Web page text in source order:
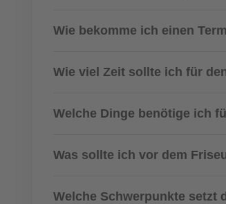
Wie bekomme ich einen
Wie viel Zeit sollte ich für
Welche Dinge benötige ich
Was sollte ich vor dem
Welche Schwerpunkte setzt